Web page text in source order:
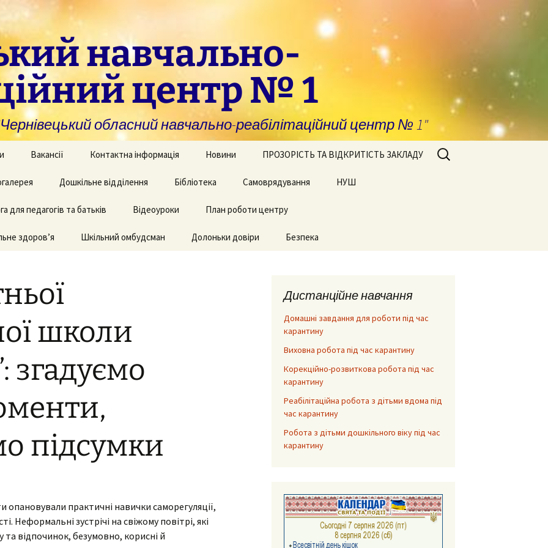
навчально-
центр № 1
обласний навчально-реабілітаційний центр № 1"
закладам із
та
навчання
послуги для
та виховання
батьків
Вакансії Контактна інформація Новини ПРОЗОРІСТЬ ТА ВІДКРИТІСТЬ ЗАКЛАДУ
Запобігання та
виявлення корупції
Фінансова звітність
з
творчих робіт
приміщень
Дошкільне відділення
Рекомендації для
Бібліотека Самоврядування НУШ
для педагогів та батьків Відеоуроки План роботи центру
здоров’я Шкільний омбудсман Долоньки довіри Безпека
Пошук:
школи
згадуємо
підсумки
опановували практичні навички саморегуляції,
Неформальні зустрічі на свіжому повітрі, які
та відпочинок, безумовно, корисні й
Дистанційне навчання
Домашні завдання для роботи під час
карантину
Виховна робота під час карантину
Корекційно-розвиткова робота під час
карантину
Реабілітаційна робота з дітьми вдома під
час карантину
Робота з дітьми дошкільного віку під час
карантину